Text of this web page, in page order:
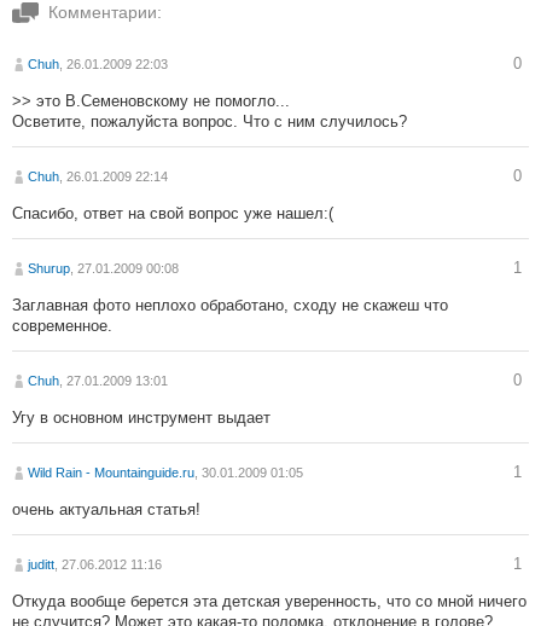
Комментарии:
Chuh , 26.01.2009 22:03 0
>> это В.Семеновскому не помогло...
Осветите, пожалуйста вопрос. Что с ним случилось?
Chuh , 26.01.2009 22:14 0
Спасибо, ответ на свой вопрос уже нашел:(
Shurup , 27.01.2009 00:08 1
Заглавная фото неплохо обработано, сходу не скажеш что
современное.
Chuh , 27.01.2009 13:01 0
Угу в основном инструмент выдает
Wild Rain - Mountainguide.ru , 30.01.2009 01:05 1
очень актуальная статья!
juditt , 27.06.2012 11:16 1
Откуда вообще берется эта детская уверенность, что со мной ничего
не случится? Может это какая-то поломка, отклонение в голове?